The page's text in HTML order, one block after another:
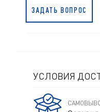
ЗАДАТЬ ВОПРОС
УСЛОВИЯ